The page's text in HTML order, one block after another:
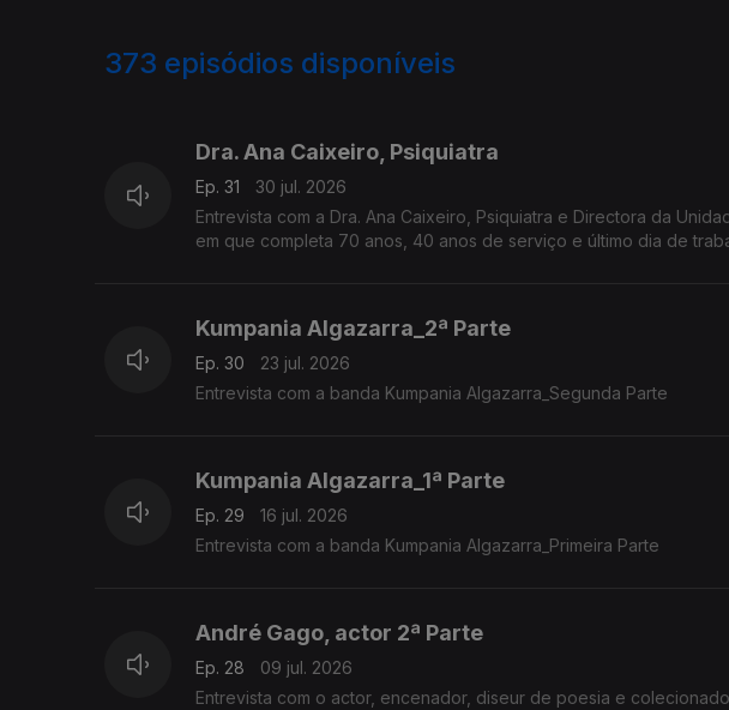
373 episódios disponíveis
Dra. Ana Caixeiro, Psiquiatra
Ep. 31
30 jul. 2026
Entrevista com a Dra. Ana Caixeiro, Psiquiatra e Directora da
em que completa 70 anos, 40 anos de serviço e último dia de
Kumpania Algazarra_2ª Parte
Ep. 30
23 jul. 2026
Entrevista com a banda Kumpania Algazarra_Segunda Parte
Kumpania Algazarra_1ª Parte
Ep. 29
16 jul. 2026
Entrevista com a banda Kumpania Algazarra_Primeira Parte
André Gago, actor 2ª Parte
Ep. 28
09 jul. 2026
Entrevista com o actor, encenador, diseur de poesia e